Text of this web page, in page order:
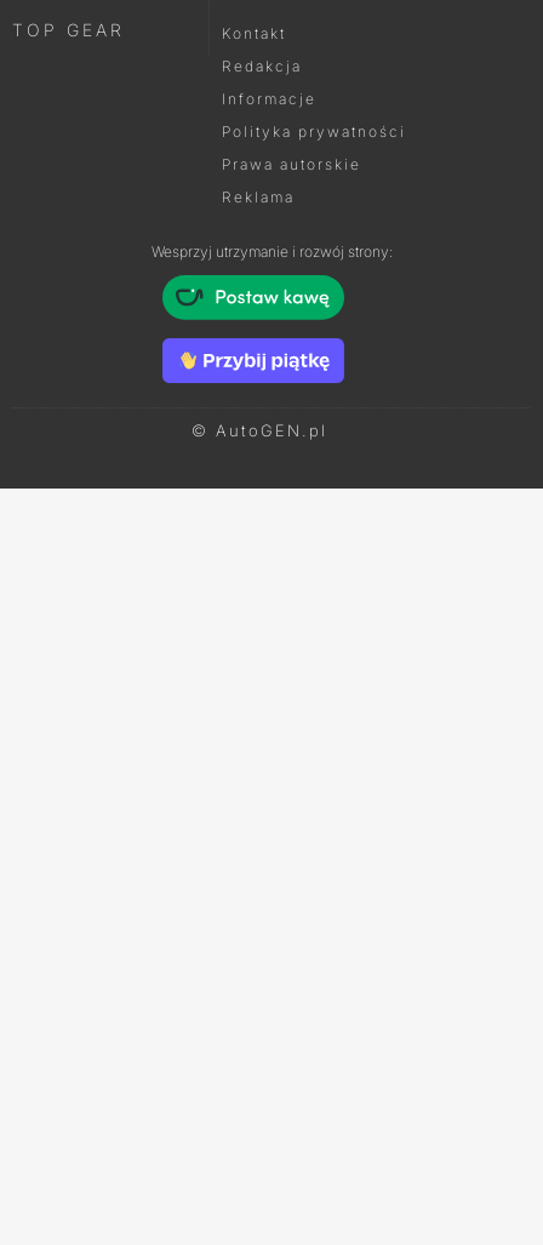
TOP GEAR
Kontakt
Redakcja
Informacje
Polityka prywatności
Prawa autorskie
Reklama
Wesprzyj utrzymanie i rozwój strony:
© AutoGEN.pl